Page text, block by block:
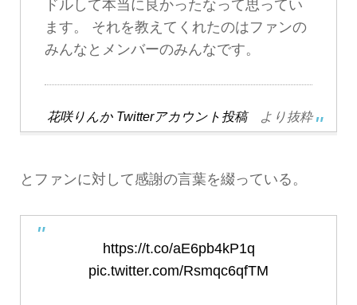
ドルして本当に良かったなって思ってい
ます。 それを教えてくれたのはファンの
みんなとメンバーのみんなです。
花咲りんか Twitterアカウント投稿より抜粋
とファンに対して感謝の言葉を綴っている。
https://t.co/aE6pb4kP1q
pic.twitter.com/Rsmqc6qfTM